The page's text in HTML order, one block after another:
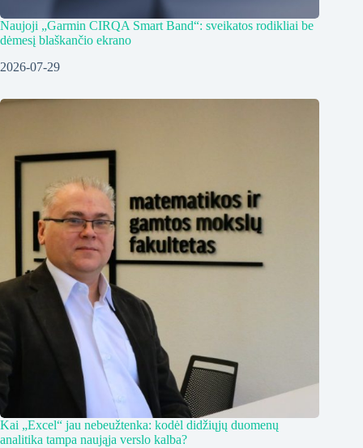
Naujoji „Garmin CIRQA Smart Band“: sveikatos rodikliai be
dėmesį blaškančio ekrano
2026-07-29
Kai „Excel“ jau nebeužtenka: kodėl didžiųjų duomenų
analitika tampa naująja verslo kalba?